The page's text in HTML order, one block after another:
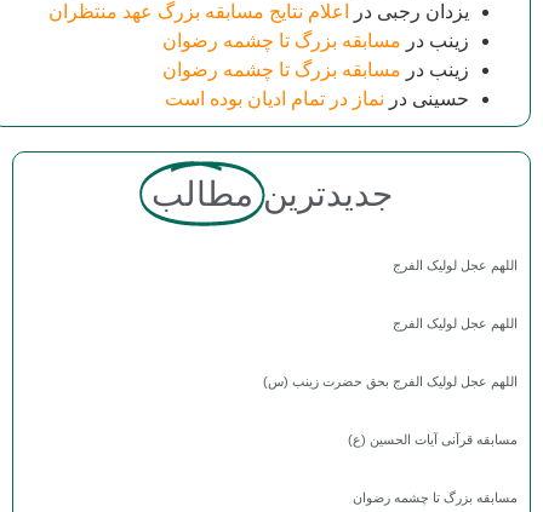
یزدان رجبیدراعلام نتایج مسابقه بزرگ عهد منتظران
زینبدرمسابقه بزرگ تا چشمه رضوان
زینبدرمسابقه بزرگ تا چشمه رضوان
حسینیدرنماز در تمام ادیان بوده است
جدیدترین مطالب
اللهم عجل لولیک الفرج
اللهم عجل لولیک الفرج
اللهم عجل لولیک الفرج بحق حضرت زینب (س)
مسابقه قرآنی آیات الحسین (ع)
مسابقه بزرگ تا چشمه رضوان